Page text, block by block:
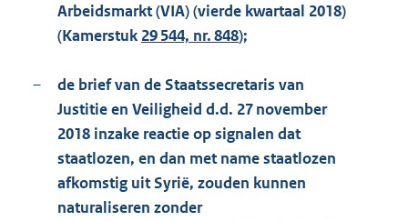
Arbeidsmarkt (VIA) (vierde kwartaal 2018)
(Kamerstuk 29 544, nr. 848);
–
de brief van de Staatssecretaris van
Justitie en Veiligheid d.d. 27 november
2018 inzake reactie op signalen dat
staatlozen, en dan met name staatlozen
afkomstig uit Syrië, zouden kunnen
naturaliseren zonder